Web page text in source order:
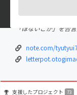
どーもどーも大阪府
アグレッシブに行動
「ほないこか」を合
note.com/
支援したプロジェクト 73